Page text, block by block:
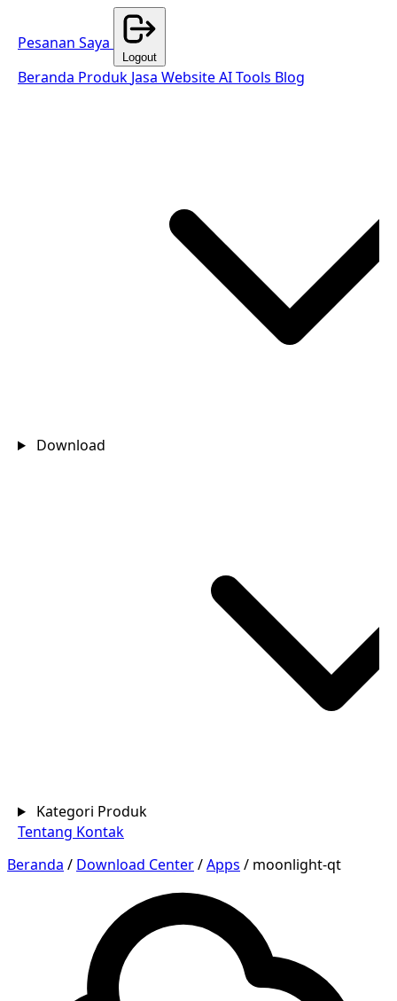
Pesanan Saya
Logout
Beranda Produk Jasa WebsiteAI Tools Blog
Download
Kategori Produk
Tentang Kontak
Beranda / Download Center/Apps / moonlight-qt